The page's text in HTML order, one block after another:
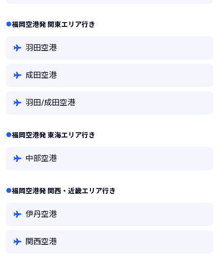
福岡空港発 関東エリア行き
羽田空港
成田空港
羽田/成田空港
福岡空港発 東海エリア行き
中部空港
福岡空港発 関西・近畿エリア行き
伊丹空港
関西空港